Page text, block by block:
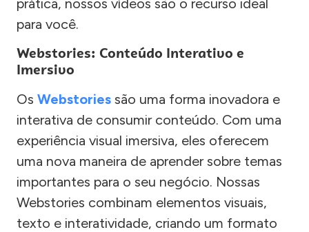
prática, nossos vídeos são o recurso ideal
para você.
Webstories: Conteúdo Interativo e
Imersivo
Os Webstories são uma forma inovadora e
interativa de consumir conteúdo. Com uma
experiência visual imersiva, eles oferecem
uma nova maneira de aprender sobre temas
importantes para o seu negócio. Nossas
Webstories combinam elementos visuais,
texto e interatividade, criando um formato